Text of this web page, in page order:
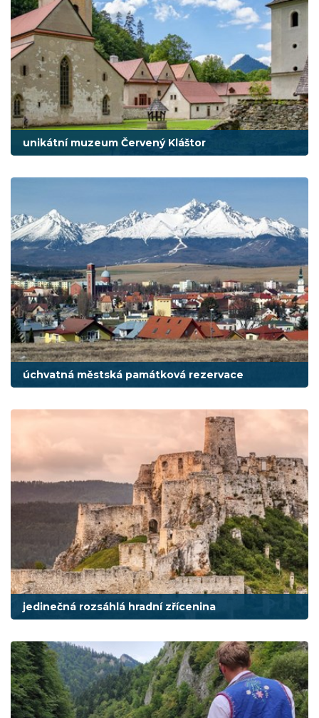
unikátní muzeum Červený Kláštor
úchvatná městská památková rezervace
jedinečná rozsáhlá hradní zřícenina